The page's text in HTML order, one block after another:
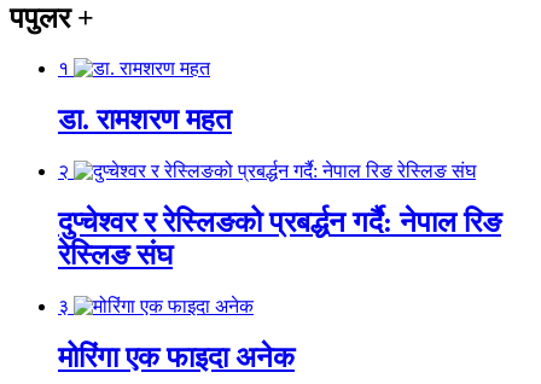
पपुलर+
१
डा. रामशरण महत
२
दुप्चेश्वर र रेस्लिङको प्रबर्द्धन गर्दै: नेपाल रिङ
रेस्लिङ संघ
३
मोरिंगा एक फाइदा अनेक